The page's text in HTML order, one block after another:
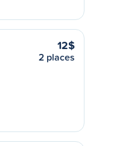
12$
2 places